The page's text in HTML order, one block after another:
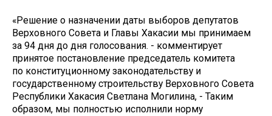
«Решение о назначении даты выборов депутатов
Верховного Совета и Главы Хакасии мы принимаем
за 94 дня до дня голосования. - комментирует
принятое постановление председатель комитета
по конституционному законодательству и
государственному строительству Верховного Совета
Республики Хакасия Светлана Могилина, - Таким
образом, мы полностью исполнили норму